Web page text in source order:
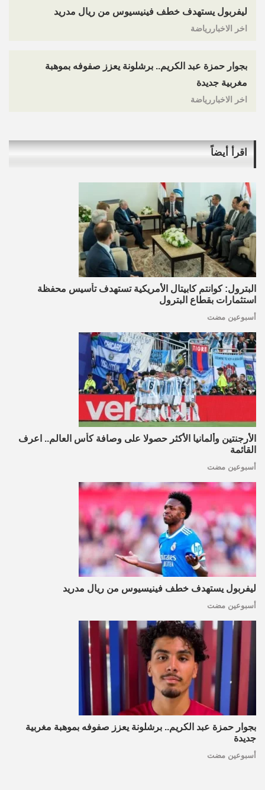
ليفربول يستهدف خطف فينيسيوس من ريال مدريد
اخر الاخباررياضة
بجوار حمزة عبد الكريم.. برشلونة يعزز صفوفه بموهبة
مغربية جديدة
اخر الاخباررياضة
اقرأ أيضاً
البترول: كوانتم كابيتال الأمريكية تستهدف تأسيس محفظة
استثمارات بقطاع البترول
أسبوعين مضت
الأرجنتين وألمانيا الأكثر حصولا على وصافة كأس العالم.. اعرف
القائمة
أسبوعين مضت
ليفربول يستهدف خطف فينيسيوس من ريال مدريد
أسبوعين مضت
بجوار حمزة عبد الكريم.. برشلونة يعزز صفوفه بموهبة مغربية
جديدة
أسبوعين مضت